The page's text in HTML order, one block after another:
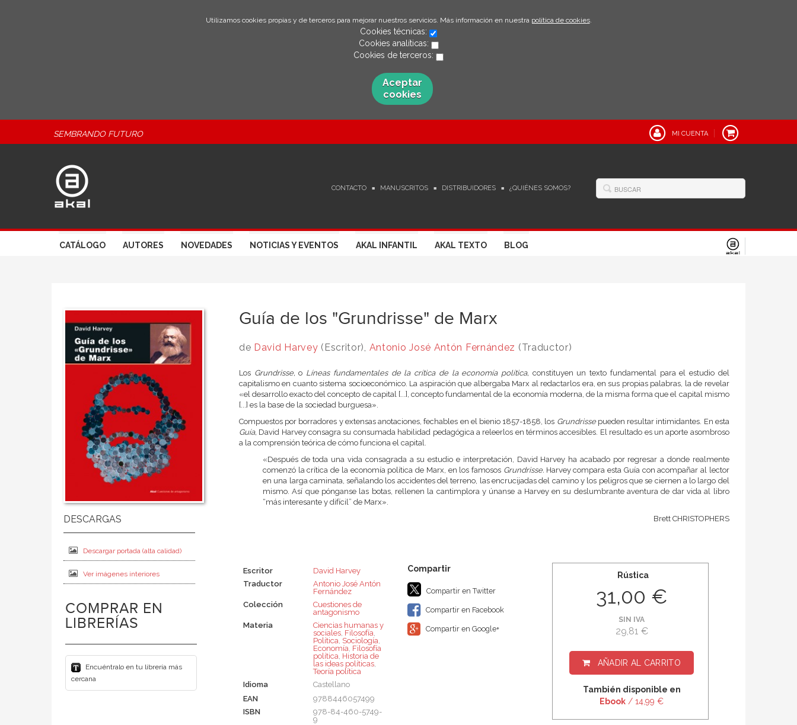
Utilizamos cookies propias y de terceros para mejorar nuestros servicios. Más información en nuestra política de cookies.
Cookies técnicas:
Cookies analíticas:
Cookies de terceros:
Aceptar
cookies
SEMBRANDO FUTURO MI CUENTA
CONTACTO MANUSCRITOS DISTRIBUIDORES ¿QUIÉNES SOMOS?
CATÁLOGO AUTORES NOVEDADES NOTICIAS Y EVENTOS AKAL INFANTIL AKAL TEXTO BLOG
Descargar portada (alta calidad)
Ver imágenes interiores
COMPRAR EN
LIBRERÍAS
Encuéntralo en tu librería más
cercana
Guía de los "Grundrisse" de Marx
de David Harvey (Escritor), Antonio José Antón Fernández (Traductor)
Los Grundrisse, o Líneas fundamentales de la crítica de la economía política, constituyen un texto fundamental para el estudio del
capitalismo en cuanto sistema socioeconómico. La aspiración que albergaba Marx al redactarlos era, en sus propias palabras, la de revelar
«el desarrollo exacto del concepto de capital [...], concepto fundamental de la economía moderna, de la misma forma que el capital mismo
[...] es la base de la sociedad burguesa».
Compuestos por borradores y extensas anotaciones, fechables en el bienio 1857-1858, los Grundrissepueden resultar intimidantes. En esta
Guía, David Harvey consagra su consumada habilidad pedagógica a releerlos en términos accesibles. El resultado es un aporte asombroso
a la comprensión teórica de cómo funciona el capital.
«Después de toda una vida consagrada a su estudio e interpretación, David Harvey ha acabado por regresar a donde realmente
comenzó la crítica de la economía política de Marx, en los famosos Grundrisse.Harvey compara esta Guía con acompañar al lector
en una larga caminata, señalando los accidentes del terreno, las encrucijadas del camino y los peligros que se ciernen a lo largo del
mismo. Así que pónganse las botas, rellenen la cantimplora y únanse a Harvey en su deslumbrante aventura de dar vida al libro
“más interesante y difícil” de Marx».
Brett CHRISTOPHERS
Escritor
David Harvey
Traductor
Antonio José Antón
Fernández
Colección
Cuestiones de
antagonismo
Materia
Ciencias humanas y
sociales, Filosofía,
Política, Sociología,
Economía, Filosofía
política, Historia de
las ideas políticas,
Teoría política
Idioma
Castellano
EAN
9788446057499
ISBN
978-84-460-5749-
9
Compartir en Twitter
Compartir en Facebook
Compartir en Google+
Rústica
31,00 €
SIN IVA
29,81 €
AÑADIR AL CARRITO
También disponible en
Ebook / 14,99 €